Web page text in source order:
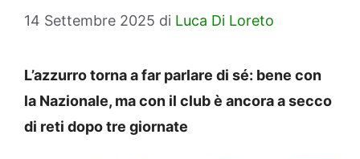
14 Settembre 2025 di Luca Di Loreto
L’azzurro torna a far parlare di sé: bene con
la Nazionale, ma con il club è ancora a secco
di reti dopo tre giornate